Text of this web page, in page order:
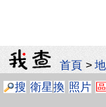
首頁 >
搜 衛星換 照片